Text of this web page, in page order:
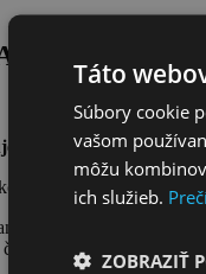
primátorke
podpredsedníčky,
vyjadriť podporu v
skôr len zlou
Táto
Súbory cookie
vašom
môžu
ich služieb.
ZOBRAZIŤ